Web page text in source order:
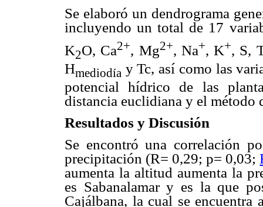
Se elaboró un dendrograma
incluyendo un total de 17
K2O, Ca2+, Mg2+, Na+, K+, S,
Hmediodía y Tc, así como las
potencial hídrico de las
distancia euclidiana y el método
Resultados y Discusión
Se encontró una correlación
precipitación (R= 0,29; p= 0,03;
aumenta la altitud aumenta la
es Sabanalamar y es la que
Cajálbana, la cual se